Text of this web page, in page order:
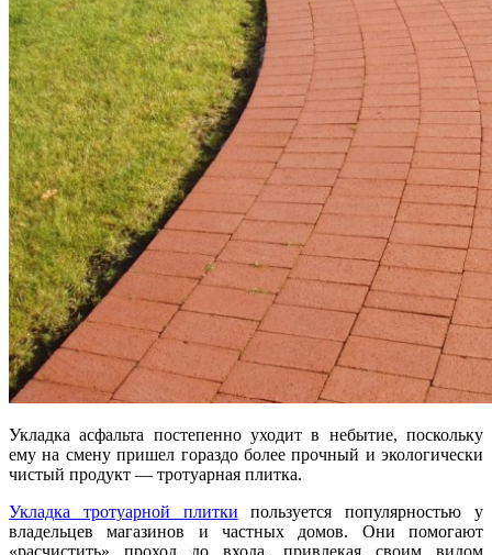
Укладка асфальта постепенно уходит в небытие, поскольку
ему на смену пришел гораздо более прочный и экологически
чистый продукт — тротуарная плитка.
Укладка тротуарной плитки пользуется популярностью у
владельцев магазинов и частных домов. Они помогают
«расчистить» проход до входа, привлекая своим видом